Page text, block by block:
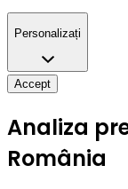
Personalizați
Accept
Analiza
România